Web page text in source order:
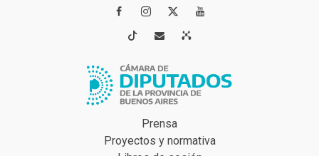
 
 
Prensa
Proyectos y normativa